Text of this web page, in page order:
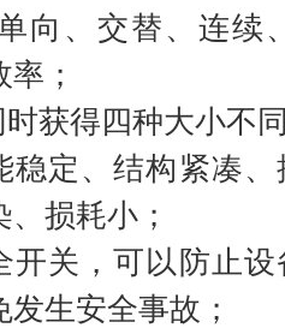
向、交替、连续
；
获得四种大小不
稳定、结构紧凑
损耗小；
开关，可以防止
生安全事故；